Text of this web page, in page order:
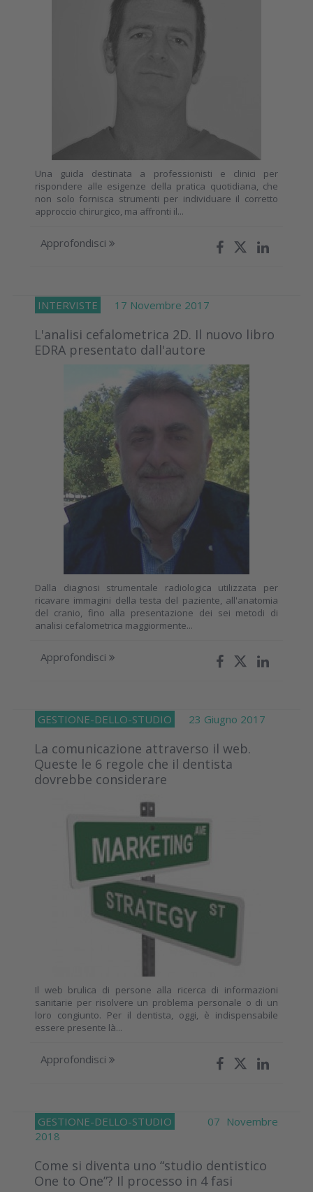
Una guida destinata a professionisti e clinici per
rispondere alle esigenze della pratica quotidiana, che
non solo fornisca strumenti per individuare il corretto
approccio chirurgico, ma affronti il...
Approfondisci
INTERVISTE 17 Novembre 2017
L'analisi cefalometrica 2D. Il nuovo libro
EDRA presentato dall'autore
Dalla diagnosi strumentale radiologica utilizzata per
ricavare immagini della testa del paziente, all'anatomia
del cranio, fino alla presentazione dei sei metodi di
analisi cefalometrica maggiormente...
Approfondisci
GESTIONE-DELLO-STUDIO 23 Giugno 2017
La comunicazione attraverso il web.
Queste le 6 regole che il dentista
dovrebbe considerare
Il web brulica di persone alla ricerca di informazioni
sanitarie per risolvere un problema personale o di un
loro congiunto. Per il dentista, oggi, è indispensabile
essere presente là...
Approfondisci
GESTIONE-DELLO-STUDIO
07 Novembre
2018
Come si diventa uno “studio dentistico
One to One”? Il processo in 4 fasi